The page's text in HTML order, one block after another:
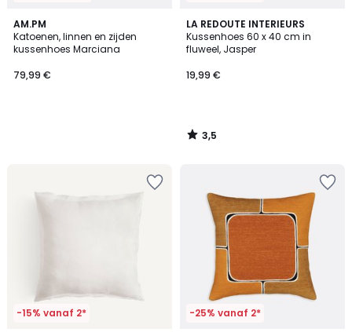
AM.PM
Katoenen, linnen en zijden
kussenhoes Marciana
79,99 €
LA REDOUTE INTERIEURS
Kussenhoes 60 x 40 cm in
fluweel, Jasper
19,99 €
3,5
/ 5
3,5
/
-15% vanaf 2* -25% vanaf 2*